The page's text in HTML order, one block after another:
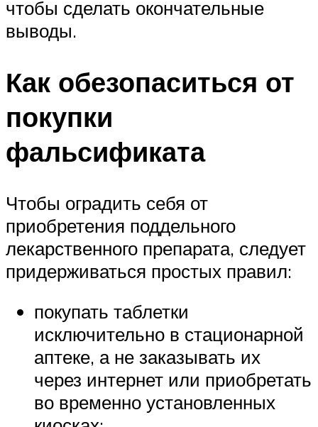
чтобы сделать окончательные
выводы.
Как обезопаситься от
покупки
фальсификата
Чтобы оградить себя от
приобретения поддельного
лекарственного препарата, следует
придерживаться простых правил:
покупать таблетки
исключительно в стационарной
аптеке, а не заказывать их
через интернет или приобретать
во временно установленных